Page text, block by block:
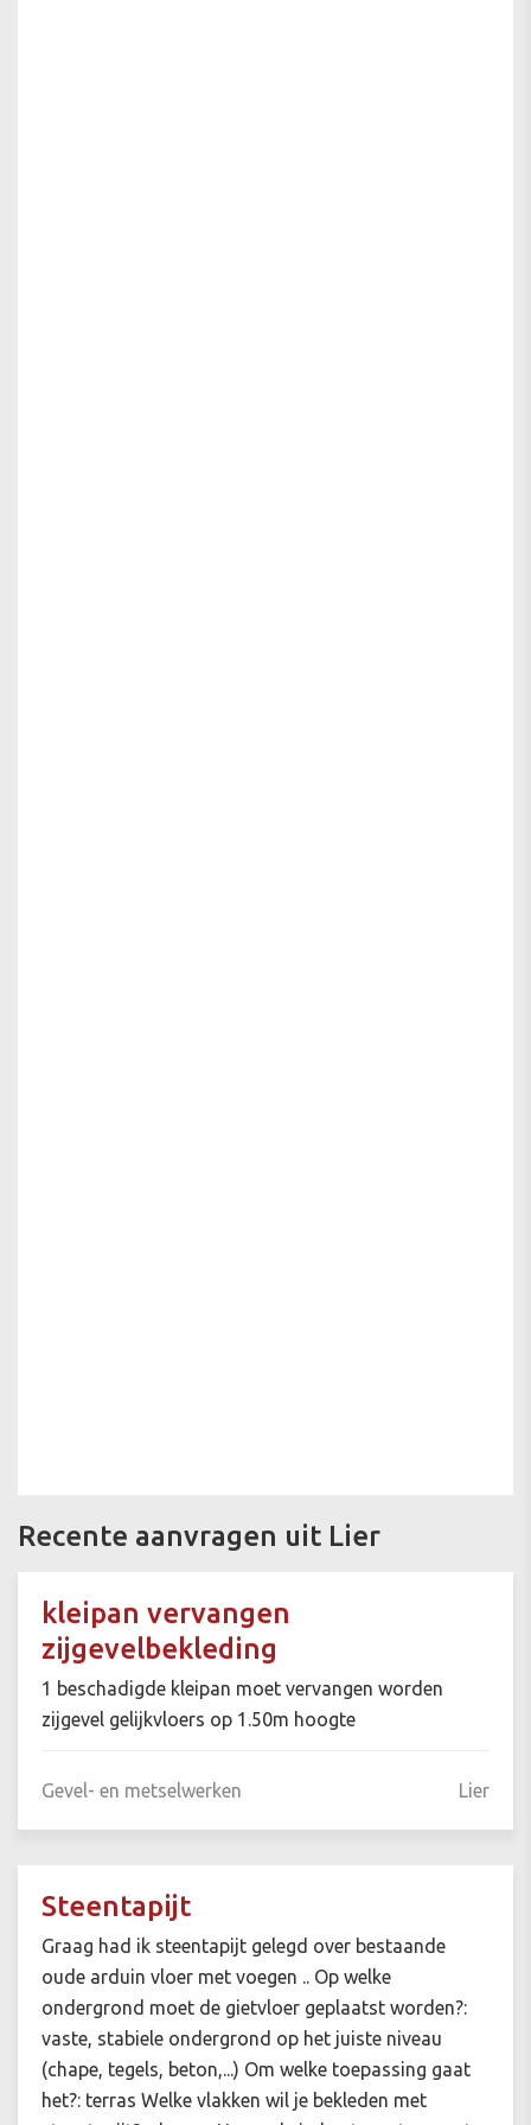
Recente aanvragen uit Lier
kleipan vervangen
zijgevelbekleding
1 beschadigde kleipan moet vervangen worden
zijgevel gelijkvloers op 1.50m hoogte
Gevel- en metselwerken Lier
Steentapijt
Graag had ik steentapijt gelegd over bestaande
oude arduin vloer met voegen .. Op welke
ondergrond moet de gietvloer geplaatst worden?:
vaste, stabiele ondergrond op het juiste niveau
(chape, tegels, beton,...) Om welke toepassing gaat
het?: terras Welke vlakken wil je bekleden met